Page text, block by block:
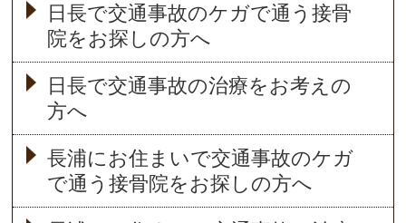
日長で交通事故のケガで通う接骨
院をお探しの方へ
日長で交通事故の治療をお考えの
方へ
長浦にお住まいで交通事故のケガ
で通う接骨院をお探しの方へ